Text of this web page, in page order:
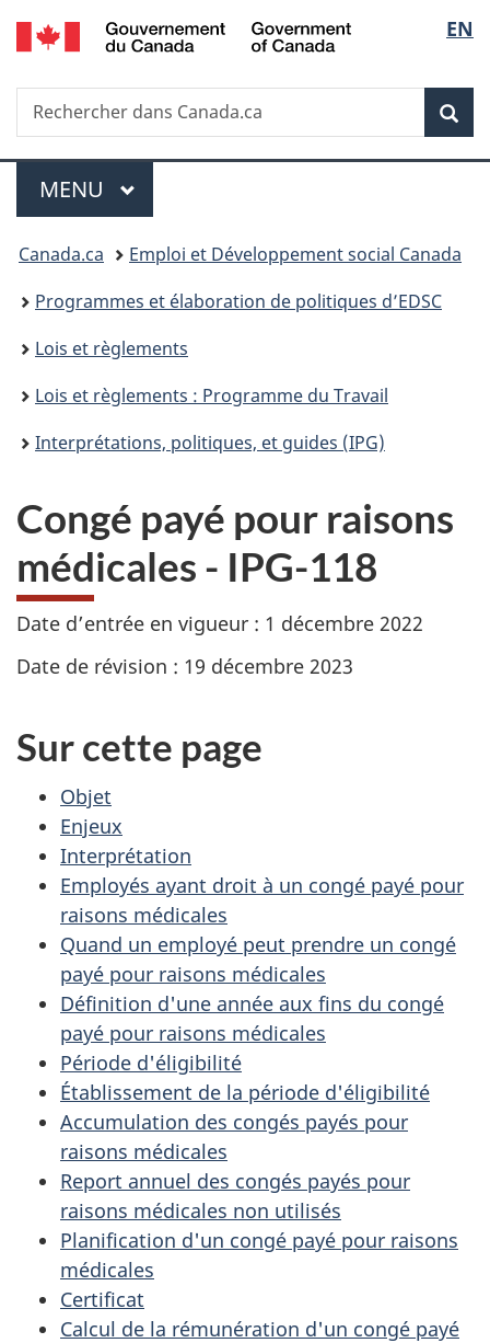
Passer
au
principal
Passer
à
Au
du
Passer
à
version
simplifiée
de
la
EN
Recherche
Rechercher
dans
Menu
MENU PRINCIPAL
Vous
êtes
ici :
Canada.ca
Emploi et Développement social Canada
Programmes et élaboration de politiques d’EDSC
Lois et règlements
Lois et règlements : Programme du Travail
Interprétations, politiques, et guides (IPG)
Congé payé pour raisons
médicales - IPG-118
Date d’entrée en vigueur : 1 décembre 2022
Date de révision : 19 décembre 2023
Sur cette page
Objet
Enjeux
Interprétation
Employés ayant droit à un congé payé pour
raisons médicales
Quand un employé peut prendre un congé
payé pour raisons médicales
Définition d'une année aux fins du congé
payé pour raisons médicales
Période d'éligibilité
Établissement de la période d'éligibilité
Accumulation des congés payés pour
raisons médicales
Report annuel des congés payés pour
raisons médicales non utilisés
Planification d'un congé payé pour raisons
médicales
Certificat
Calcul de la rémunération d'un congé payé